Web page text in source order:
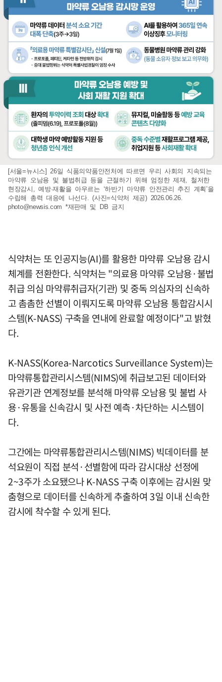
[서울=뉴시스] 26일 식품의약품안전처에 따르면 우리 사회의 지속되는
마약류 오남용 및 불법취급 등을 근절하기 위해 엄정한 제재, 철저한
현장감시, 예방·재활을 아우르는 ‘하반기 마약류 안전관리 추진 계획’을
수립해 총력 대응에 나선다. (사진=식약처 제공) 2026.06.26.
photo@newsis.com *재판매 및 DB 금지
식약처는 또 인공지능(AI)를 활용한 마약류 오남용 감시
체계를 전환한다. 식약처는 "의료용 마약류 오남용·불법
취급 의심 마약류취급자(기관) 및 중독 의심자의 신속하
고 촘촘한 선별이 이뤄지도록 마약류 오남용 통합감시시
스템(K-NASS) 구축을 연내에 완료할 예정이다"고 밝혔
다.
K-NASS(Korea-Narcotics Surveillance System)는
마약류통합관리시스템(NIMS)에 취급보고된 데이터와
유관기관 연계정보를 분석해 마약류 오남용 및 불법 사
용·유통을 신속감시 및 사전 예측·차단하는 시스템이
다.
그간에는 마약류통합관리시스템(NIMS) 빅데이터를 분
석요원이 직접 분석·선별함에 따라 감시대상 선정에
2~3주가 소요됐으나 K-NASS 구축 이후에는 감시원 맞
춤형으로 데이터를 신속하게 추출하여 3일 이내 신속한
감시에 착수할 수 있게 된다.